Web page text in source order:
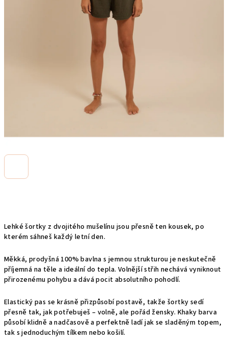
Lehké šortky z dvojitého mušelínu jsou přesně ten kousek, po
kterém sáhneš každý letní den.
Měkká, prodyšná 100% bavlna s jemnou strukturou je neskutečně
příjemná na těle a ideální do tepla. Volnější střih nechává vyniknout
přirozenému pohybu a dává pocit absolutního pohodlí.
Elastický pas se krásně přizpůsobí postavě, takže šortky sedí
přesně tak, jak potřebuješ – volně, ale pořád žensky. Khaky barva
působí klidně a nadčasově a perfektně ladí jak se sladěným topem,
tak s jednoduchým tílkem nebo košilí.